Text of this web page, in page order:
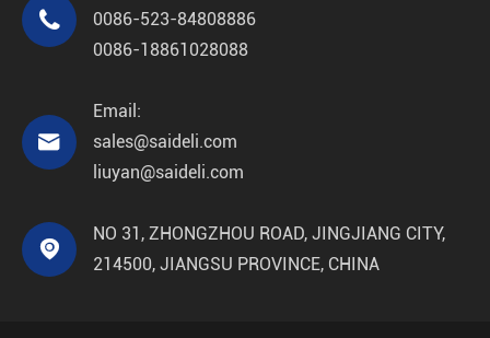

0086-523-84808886
0086-18861028088

Email:
sales@saideli.com
liuyan@saideli.com

NO 31, ZHONGZHOU ROAD, JINGJIANG CITY,
214500, JIANGSU PROVINCE, CHINA